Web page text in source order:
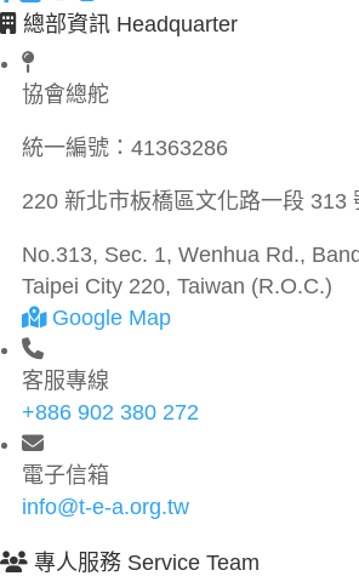
總部資訊 Headquarter
協會總舵
統一編號： 41363286
220 新北市板橋區文化路一段 313
No.313, Sec. 1, Wenhua Rd.,
Taipei City 220, Taiwan (R.O.C.)
Google Map
客服專線
+886 902 380 272
電子信箱
info@t-e-a.org.tw
專人服務 Service Team